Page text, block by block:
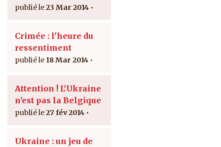
23 Mar 2014
Crimée : l'heure du
ressentiment
18 Mar 2014
Attention ! L'Ukraine
n'est pas la Belgique
27 fév 2014
Ukraine : un jeu de